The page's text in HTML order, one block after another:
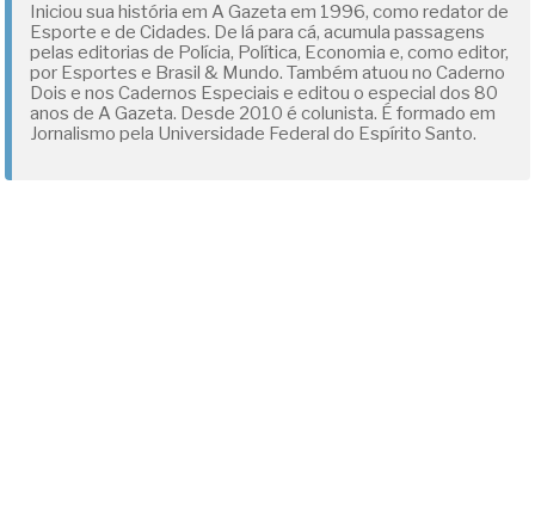
Iniciou sua história em A Gazeta em 1996, como redator de
Esporte e de Cidades. De lá para cá, acumula passagens
pelas editorias de Polícia, Política, Economia e, como editor,
por Esportes e Brasil & Mundo. Também atuou no Caderno
Dois e nos Cadernos Especiais e editou o especial dos 80
anos de A Gazeta. Desde 2010 é colunista. É formado em
Jornalismo pela Universidade Federal do Espírito Santo.